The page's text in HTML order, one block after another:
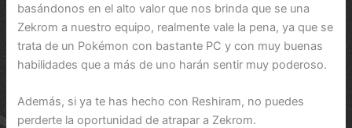
basándonos en el alto valor que nos brinda que se una
Zekrom a nuestro equipo, realmente vale la pena, ya que se
trata de un Pokémon con bastante PC y con muy buenas
habilidades que a más de uno harán sentir muy poderoso.
Además, si ya te has hecho con Reshiram, no puedes
perderte la oportunidad de atrapar a Zekrom.